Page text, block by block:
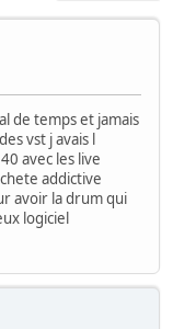
de temps et jamais
vst j avais l
avec les live
addictive
avoir la drum qui
logiciel